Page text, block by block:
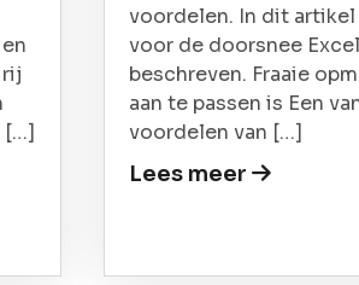
[…]
voordelen. In dit
voor de doorsnee
beschreven. Fraaie
aan te passen is Een
voordelen van […]
Lees meer